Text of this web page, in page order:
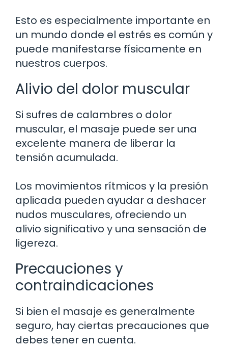
Esto es especialmente importante en
un mundo donde el estrés es común y
puede manifestarse físicamente en
nuestros cuerpos.
Alivio del dolor muscular
Si sufres de calambres o dolor
muscular, el masaje puede ser una
excelente manera de liberar la
tensión acumulada.
Los movimientos rítmicos y la presión
aplicada pueden ayudar a deshacer
nudos musculares, ofreciendo un
alivio significativo y una sensación de
ligereza.
Precauciones y
contraindicaciones
Si bien el masaje es generalmente
seguro, hay ciertas precauciones que
debes tener en cuenta.